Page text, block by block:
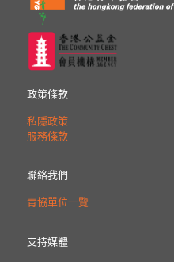
政策條款
私隱政策
服務條款
聯絡我們
青協單位一覽
支持媒體